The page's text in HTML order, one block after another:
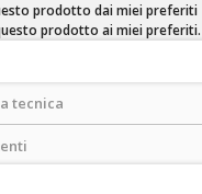
prodotto dai miei preferiti
prodotto ai miei preferiti.
tecnica